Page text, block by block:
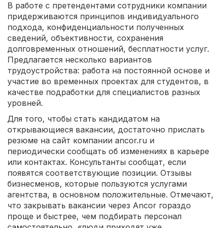
В работе с претендентами сотрудники компании
придерживаются принципов индивидуального
подхода, конфиденциальности полученных
сведений, объективности, сохранения
долговременных отношений, бесплатности услуг.
Предлагается несколько вариантов
трудоустройства: работа на постоянной основе и
участие во временных проектах для студентов, в
качестве подработки для специалистов разных
уровней.
Для того, чтобы стать кандидатом на
открывающиеся вакансии, достаточно прислать
резюме на сайт компании ancor.ru и
периодически сообщать об изменениях в карьере
или контактах. Консультанты сообщат, если
появятся соответствующие позиции. Отзывы
бизнесменов, которые пользуются услугами
агентства, в основном положительные. Отмечают,
что закрывать вакансии через Ancor гораздо
проще и быстрее, чем подбирать персонал